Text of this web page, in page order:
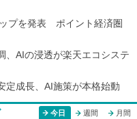
プを発表 ポイント経済圏
AIの浸透が楽天エコシステ
成長、AI施策が本格始動
今日 週間 月間